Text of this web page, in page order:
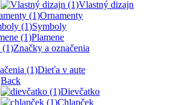
Vlastný dizajn
Ornamenty
Symboly
Plamene
Značky a označenia
Dieťa v aute
Back
Dievčatko
Chlapček